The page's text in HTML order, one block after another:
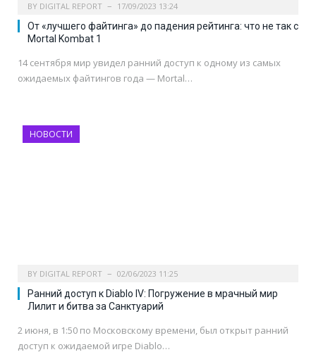
BY DIGITAL REPORT 17/09/2023 13:24
От «лучшего файтинга» до падения рейтинга: что не так с
Mortal Kombat 1
14 сентября мир увидел ранний доступ к одному из самых
ожидаемых файтингов года — Mortal…
НОВОСТИ
BY DIGITAL REPORT 02/06/2023 11:25
Ранний доступ к Diablo IV: Погружение в мрачный мир
Лилит и битва за Санктуарий
2 июня, в 1:50 по Московскому времени, был открыт ранний
доступ к ожидаемой игре Diablo…